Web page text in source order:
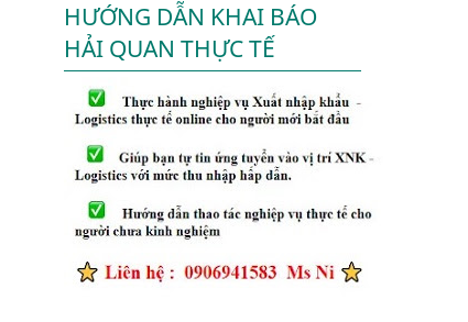
HƯỚNG DẪN KHAI BÁO
HẢI QUAN THỰC TẾ